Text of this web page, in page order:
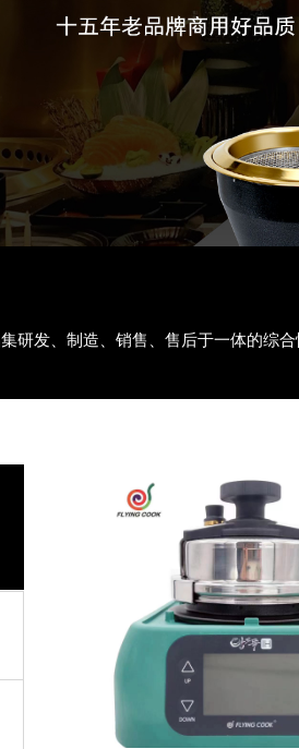
研发、制造、销售、售后于一体的综